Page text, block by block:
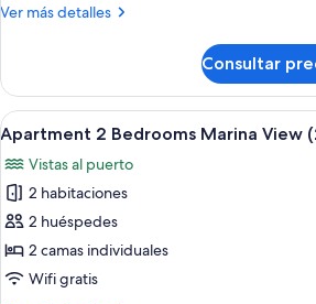
Marina
Adults
+
children)
Ver más detalles
Más
2
Bedrooms
Marina
View
(2
Adults
4
children)
Consultar
Abrir
todas
las
fotos
de
Apartment
2
Una sala
9
Apartment 2 Bedrooms Marina View
Vistas al puerto
2 habitaciones
2 huéspedes
2 camas individuales
Wifi gratis